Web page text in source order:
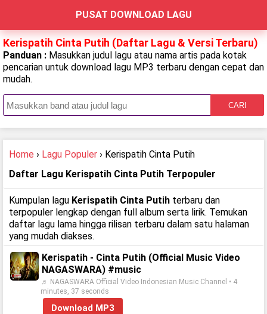
PUSAT DOWNLOAD LAGU
Kerispatih Cinta Putih (Daftar Lagu & Versi Terbaru)
Panduan : Masukkan judul lagu atau nama artis pada kotak
pencarian untuk download lagu MP3 terbaru dengan cepat dan
mudah.
CARI
Home › Lagu Populer › Kerispatih Cinta Putih
Daftar Lagu Kerispatih Cinta Putih Terpopuler
Kumpulan lagu Kerispatih Cinta Putih terbaru dan
terpopuler lengkap dengan full album serta lirik. Temukan
daftar lagu lama hingga rilisan terbaru dalam satu halaman
yang mudah diakses.
Kerispatih - Cinta Putih (Official Music Video
NAGASWARA) #music
♬ NAGASWARA Official Video Indonesian Music Channel • 4
minutes, 37 seconds
Download MP3